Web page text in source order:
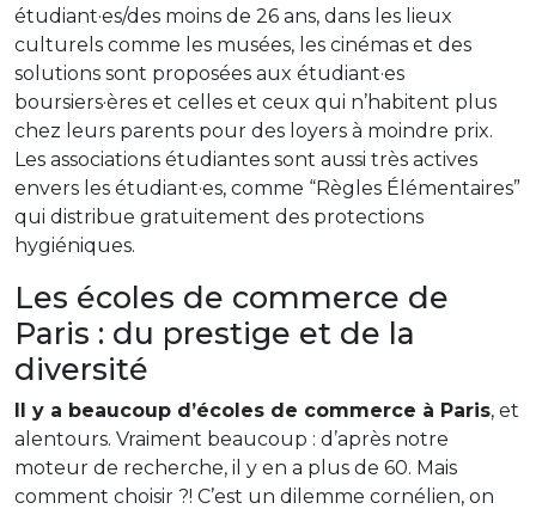
étudiant·es/des moins de 26 ans, dans les lieux
culturels comme les musées, les cinémas et des
solutions sont proposées aux étudiant·es
boursiers·ères et celles et ceux qui n’habitent plus
chez leurs parents pour des loyers à moindre prix.
Les associations étudiantes sont aussi très actives
envers les étudiant·es, comme “Règles Élémentaires”
qui distribue gratuitement des protections
hygiéniques.
Les écoles de commerce de
Paris : du prestige et de la
diversité
Il y a beaucoup d’écoles de commerce à Paris, et
alentours. Vraiment beaucoup : d’après notre
moteur de recherche, il y en a plus de 60. Mais
comment choisir ?! C’est un dilemme cornélien, on